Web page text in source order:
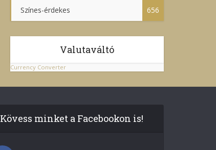
Színes-érdekes 656
Valutaváltó
Currency Converter
Kövess minket a Facebookon is!